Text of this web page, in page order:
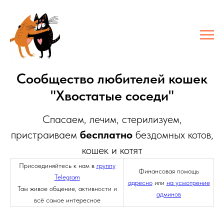
Сообщество любителей кошек
"Хвостатые соседи"
Спасаем, лечим, стерилизуем,
пристраиваем бесплатно бездомных котов,
кошек и котят
Присоединяйтесь к нам в группу
Telegram
Там живое общение, активности и
всё самое интересное
Финансовая помощь
адресноили на усмотрение
админов